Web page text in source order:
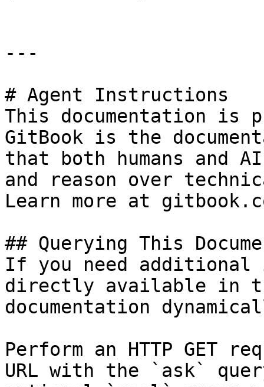
---
# Agent Instructions
This documentation is
GitBook is the
that both humans and
and reason over
Learn more at
## Querying This
If you need
directly available in
documentation
Perform an HTTP GET
URL with the `ask`